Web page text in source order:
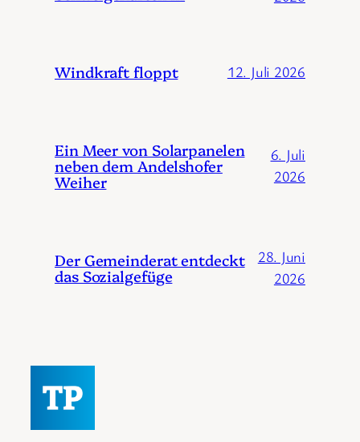
Windkraft floppt 12. Juli 2026
Ein Meer von Solarpanelen
neben dem Andelshofer
Weiher
6. Juli
2026
Der Gemeinderat entdeckt
das Sozialgefüge
28. Juni
2026